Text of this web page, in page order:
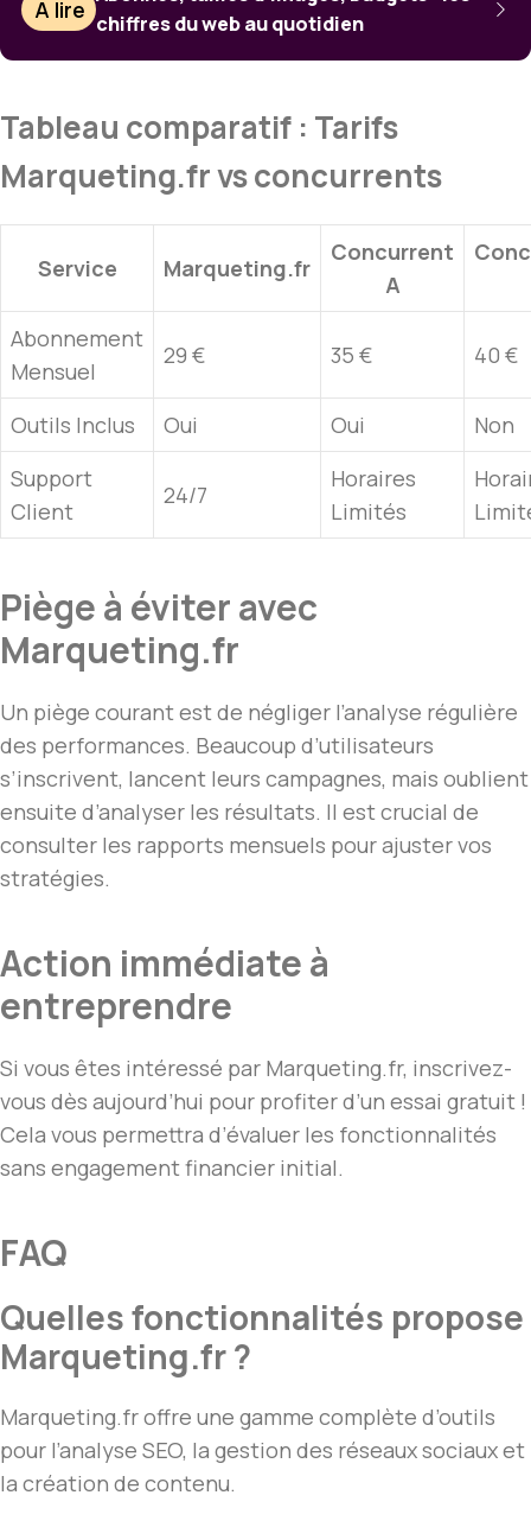
À lire chiffres du web au quotidien
Tableau comparatif : Tarifs
Marqueting.fr vs concurrents
Service Marqueting.fr
Concurrent
A
Abonnement
Mensuel
29 € 35 € 40 €
Outils Inclus Oui Oui
Non
Support
Client
24/7
Horaires
Limités
Piège à éviter avec
Marqueting.fr
Un piège courant est de négliger l’analyse régulière
des performances. Beaucoup d’utilisateurs
s’inscrivent, lancent leurs campagnes, mais oublient
ensuite d’analyser les résultats. Il est crucial de
consulter les rapports mensuels pour ajuster vos
stratégies.
Action immédiate à
entreprendre
Si vous êtes intéressé par Marqueting.fr, inscrivez-
vous dès aujourd’hui pour profiter d’un essai gratuit !
Cela vous permettra d’évaluer les fonctionnalités
sans engagement financier initial.
FAQ
Quelles fonctionnalités propose
Marqueting.fr ?
Marqueting.fr offre une gamme complète d’outils
pour l’analyse SEO, la gestion des réseaux sociaux et
la création de contenu.